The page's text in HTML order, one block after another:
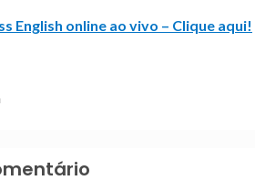
English online ao vivo – Clique aqui!